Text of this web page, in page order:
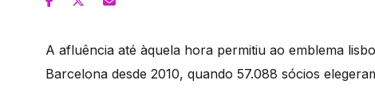
A afluência até àquela hora permitiu ao emblema
Barcelona desde 2010, quando 57.088 sócios